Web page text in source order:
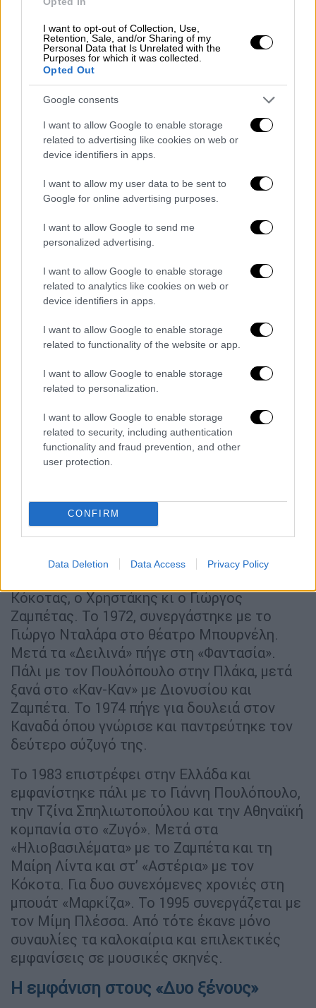
I want to opt-out of Collection, Use,
Retention, Sale, and/or Sharing of my
Personal Data that Is Unrelated with the
Purposes for which it was collected.
Opted Out
Google consents
I want to allow Google to enable storage
related to advertising like cookies on web or
device identifiers in apps.
I want to allow my user data to be sent to
Google for online advertising purposes.
I want to allow Google to send me
personalized advertising.
I want to allow Google to enable storage
related to analytics like cookies on web or
device identifiers in apps.
I want to allow Google to enable storage
related to functionality of the website or app.
I want to allow Google to enable storage
related to personalization.
I want to allow Google to enable storage
related to security, including authentication
functionality and fraud prevention, and other
user protection.
CONFIRM
Data Deletion Data Access Privacy Policy
τραγουδήσει με τον Γιάννη Πουλόπουλο
στον δίσκο «Ο Δρόμος» που ετοίμαζαν μαζί
με τον Μίμη Πλέσσα.
Το πρώτο τραγούδι που ερμήνευσε ήταν το
Δώσε μου το στόμα σου
«Χελιδονάκι». Και ακολούθησε το «Πρώτη
φορά». Από την «Απανεμιά» βρίσκεται
ξαφνικά να δουλεύει με τον Γιάννη
Λευτέρη Μυτιληναίο στο «Καν-Καν». Την ίδια
χρονιά στο θέατρο «REX» στον θεατρικό
«Δρόμο». Ενώ θα δισκογραφηθούν τραγούδια
όπως «Σταμάτησε του ρολογιού οι δείχτες
» του Μίμη
Πλέσσα. Θα συμμετάσχει στους δίσκους
«Ώρες» και «Θαλσσσινό τριφύλλι» του Λίνου
τον Πουλόπουλο στην «Αθηναία». Και μετά
στα «Δειλινά» για τρεις σαιζόν.
Απ’ τον Οκτώβριο του 1970 μέχρι το 1972.
Κόκοτας, ο Χρηστάκης κι ο Γιώργος
Ζαμπέτας. Το 1972, συνεργάστηκε με το
Γιώργο Νταλάρα στο θέατρο Μπουρνέλη.
Μετά τα «Δειλινά» πήγε στη «Φαντασία».
Πάλι με τον Πουλόπουλο στην Πλάκα, μετά
ξανά στο «Καν-Καν» με Διονυσίου και
Ζαμπέτα. Το 1974 πήγε για δουλειά στον
Καναδά όπου γνώρισε και παντρεύτηκε τον
δεύτερο σύζυγό της.
Το 1983 επιστρέφει στην Ελλάδα και
εμφανίστηκε πάλι με το Γιάννη Πουλόπουλο,
την Τζίνα Σπηλιωτοπούλου και την Αθηναϊκή
κομπανία στο «Ζυγό». Μετά στα
«Ηλιοβασιλέματα» με το Ζαμπέτα και τη
Μαίρη Λίντα και στ’ «Αστέρια» με τον
Κόκοτα. Για δυο συνεχόμενες χρονιές στη
μπουάτ «Μαρκίζα». Το 1995 συνεργάζεται με
τον Μίμη Πλέσσα. Από τότε έκανε μόνο
συναυλίες τα καλοκαίρια και επιλεκτικές
εμφανίσεις σε μουσικές σκηνές.
Η εμφάνιση στους «Δυο ξένους»